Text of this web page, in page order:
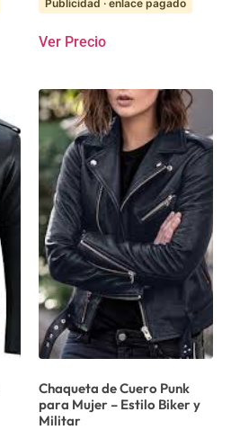
Publicidad · enlace pagado
Ver Precio
Chaqueta de Cuero Punk
para Mujer – Estilo Biker y
Militar